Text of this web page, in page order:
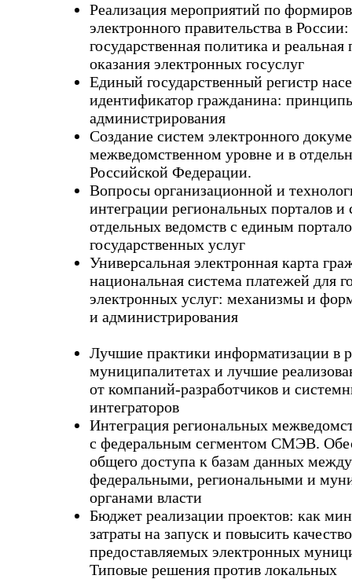
Реализация мероприятий по
электронного правительства в России:
государственная политика и реальная
оказания электронных госуслуг
Единый государственный регистр
идентификатор гражданина:
администрирования
Создание систем электронного
межведомственном уровне и в
Российской Федерации.
Вопросы организационной и
интеграции региональных порталов и
отдельных ведомств с единым
государственных услуг
Универсальная электронная карта
национальная система платежей для
электронных услуг: механизмы и
и администрирования
Лучшие практики информатизации в
муниципалитетах и лучшие
от компаний-разработчиков и
интеграторов
Интеграция региональных
с федеральным сегментом СМЭВ.
общего доступа к базам данных между
федеральными, региональными и
органами власти
Бюджет реализации проектов: как
затраты на запуск и повысить качество
предоставляемых электронных
Типовые решения против локальных